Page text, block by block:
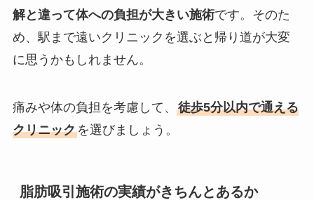
解と違って体への負担が大きい施術です。そのた
め、駅まで遠いクリニックを選ぶと帰り道が大変
に思うかもしれません。
痛みや体の負担を考慮して、 徒歩5分以内で通える
クリニックを選びましょう。
脂肪吸引施術の実績がきちんとあるか